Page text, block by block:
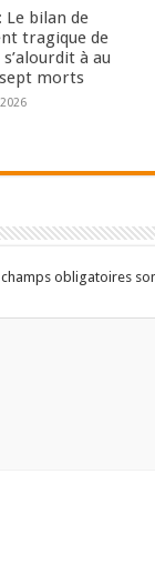
Le bilan de
tragique de
à au
morts
champs obligatoires